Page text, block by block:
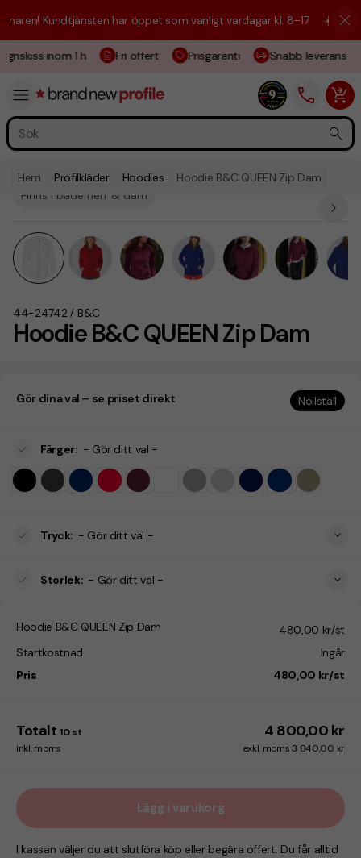
Kundtjänsten har öppet som vanligt vardagar kl. 8–17. ☀️ Vi är här
inom 1 h Fri offert Prisgaranti Snabb leverans
Hem Profilkläder Hoodies Hoodie B&C QUEEN Zip Dam
Hoodie B&C QUEEN Zip Dam
44-24742 / B&C
Finns i både herr & dam
Gör dina val – se priset direkt Nollställ
Färger: - Gör ditt val -
Tryck: - Gör ditt val -
Storlek: - Gör ditt val -
Hoodie B&C QUEEN Zip Dam
480,00 kr/st
Startkostnad
Ingår
Pris
480,00 kr/st
Totalt 10 st 4 800,00 kr
inkl. moms exkl. moms 3 840,00 kr
Lägg i varukorg
I kassan väljer du att slutföra köp eller begära offert. Du får alltid